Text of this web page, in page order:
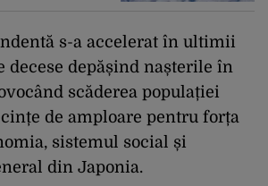
s-a accelerat în ultimii
decese depășind nașterile în
scăderea populației
de amploare pentru forța
sistemul social și
din Japonia.